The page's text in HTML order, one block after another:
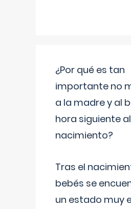
¿Por qué es tan
importante no
a la madre y al
hora siguiente al
nacimiento?
Tras el
bebés se
un estado muy